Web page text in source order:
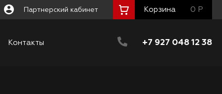
Партнерский кабинет Корзина 0 Р
Контакты +7 927 048 12 38